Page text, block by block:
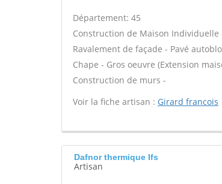
Département: 45
Construction de Maison Individuelle
Ravalement de façade - Pavé
Chape - Gros oeuvre (Extension
Construction de murs -
Voir la fiche artisan : Girard francois
Dafnor thermique Ifs
Artisan